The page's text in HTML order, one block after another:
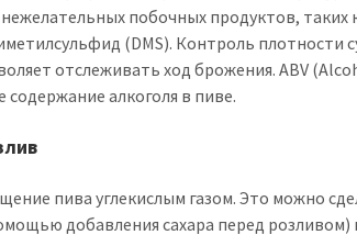
побочных продуктов, таких
(DMS). Контроль плотности
отслеживать ход брожения. ABV
алкоголя в пиве.
пива углекислым газом. Это можно
добавления сахара перед розливом)